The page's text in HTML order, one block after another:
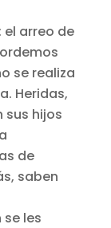
el arreo de
se realiza
Heridas,
sus hijos
de
saben
les